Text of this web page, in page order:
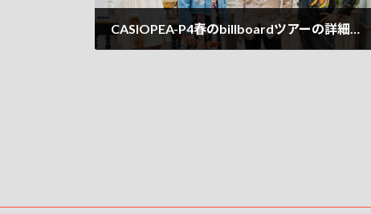
CASIOPEA-P4春のbillboardツアーの詳細が決まりました！SCHEDULEページよりご確認ください！